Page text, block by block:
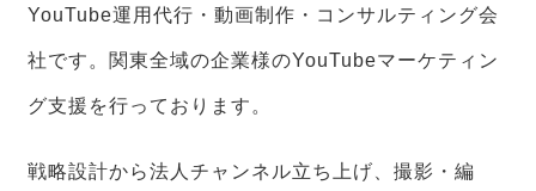
YouTube運用代行・動画制作・コンサルティング会
社です。関東全域の企業様のYouTubeマーケティン
グ支援を行っております。
戦略設計から法人チャンネル立ち上げ、撮影・編